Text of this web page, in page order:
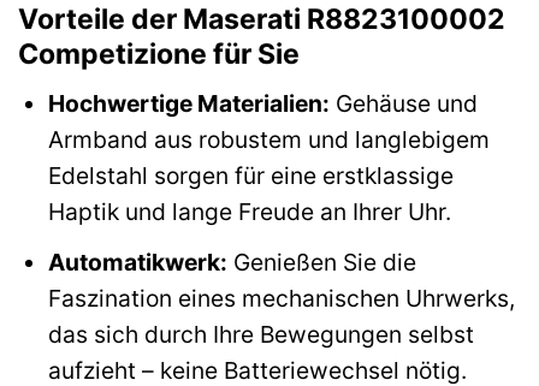
Vorteile der Maserati R8823100002
Competizione für Sie
Hochwertige Materialien: Gehäuse und
Armband aus robustem und langlebigem
Edelstahl sorgen für eine erstklassige
Haptik und lange Freude an Ihrer Uhr.
Automatikwerk: Genießen Sie die
Faszination eines mechanischen Uhrwerks,
das sich durch Ihre Bewegungen selbst
aufzieht – keine Batteriewechsel nötig.